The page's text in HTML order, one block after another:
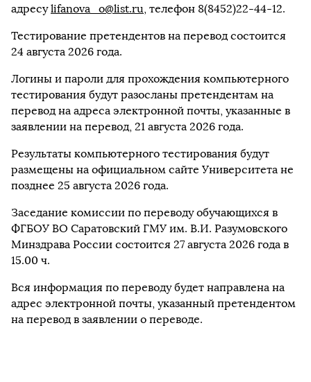
адресуlifanova_o@list.ru, телефон 8(8452)22-44-12.
Тестирование претендентов на перевод состоится
24 августа 2026 года.
Логины и пароли для прохождения компьютерного
тестирования будут разосланы претендентам на
перевод на адреса электронной почты, указанные в
заявлении на перевод, 21 августа 2026 года.
Результаты компьютерного тестирования будут
размещены на официальном сайте Университета не
позднее 25 августа 2026 года.
Заседание комиссии по переводу обучающихся в
ФГБОУ ВО Саратовский ГМУ им. В.И. Разумовского
Минздрава России состоится 27 августа 2026 года в
15.00 ч.
Вся информация по переводу будет направлена на
адрес электронной почты, указанный претендентом
на перевод в заявлении о переводе.